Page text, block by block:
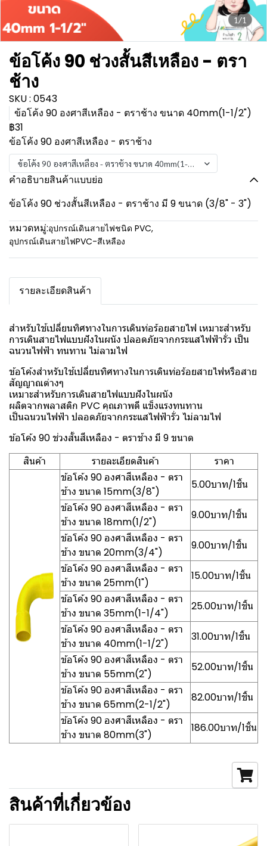
1/1
ข้อโค้ง 90 ช่วงสั้นสีเหลือง - ตรา
ช้าง
SKU : 0543
ข้อโค้ง 90 องศาสีเหลือง - ตราช้าง ขนาด 40mm(1-1/2")
฿31
ข้อโค้ง 90 องศาสีเหลือง - ตราช้าง
ข้อโค้ง 90 องศาสีเหลือง - ตราช้าง ขนาด 40mm(1-1/2")
คำอธิบายสินค้าแบบย่อ
ข้อโค้ง 90 ช่วงสั้นสีเหลือง - ตราช้าง มี 9 ขนาด (3/8" - 3")
หมวดหมู่:อุปกรณ์เดินสายไฟชนิด PVC,
อุปกรณ์เดินสายไฟPVC-สีเหลือง
รายละเอียดสินค้า
สำหรับใช้เปลี่ยนทิศทางในการเดินท่อร้อยสายไฟ เหมาะสำหรับ
การเดินสายไฟแบบฝังในผนัง ปลอดภัยจากกระแสไฟฟ้ารั่ว เป็น
ฉนวนไฟฟ้า ทนทาน ไม่ลามไฟ
ข้อโค้งสำหรับใช้เปลี่ยนทิศทางในการเดินท่อร้อยสายไฟหรือสาย
สัญญาณต่างๆ
เหมาะสำหรับการเดินสายไฟแบบฝังในผนัง
ผลิตจากพลาสติก PVC คุณภาพดี แข็งแรงทนทาน
เป็นฉนวนไฟฟ้า ปลอดภัยจากกระแสไฟฟ้ารั่ว ไม่ลามไฟ
ข้อโค้ง 90 ช่วงสั้นสีเหลือง - ตราช้าง มี 9 ขนาด
สินค้า
รายละเอียดสินค้า
ราคา
ข้อโค้ง 90 องศาสีเหลือง - ตรา
ช้าง ขนาด 15mm(3/8")
5.00บาท/1ชิ้น
ข้อโค้ง 90 องศาสีเหลือง - ตรา
ช้าง ขนาด 18mm(1/2")
9.00บาท/1ชิ้น
ข้อโค้ง 90 องศาสีเหลือง - ตรา
ช้าง ขนาด 20mm(3/4")
9.00บาท/1ชิ้น
ข้อโค้ง 90 องศาสีเหลือง - ตรา
ช้าง ขนาด 25mm(1")
15.00บาท/1ชิ้น
ข้อโค้ง 90 องศาสีเหลือง - ตรา
ช้าง ขนาด 35mm(1-1/4")
25.00บาท/1ชิ้น
ข้อโค้ง 90 องศาสีเหลือง - ตรา
ช้าง ขนาด 40mm(1-1/2")
31.00บาท/1ชิ้น
ข้อโค้ง 90 องศาสีเหลือง - ตรา
ช้าง ขนาด 55mm(2")
52.00บาท/1ชิ้น
ข้อโค้ง 90 องศาสีเหลือง - ตรา
ช้าง ขนาด 65mm(2-1/2")
82.00บาท/1ชิ้น
ข้อโค้ง 90 องศาสีเหลือง - ตรา
ช้าง ขนาด 80mm(3")
186.00บาท/1ชิ้น
สินค้าที่เกี่ยวข้อง